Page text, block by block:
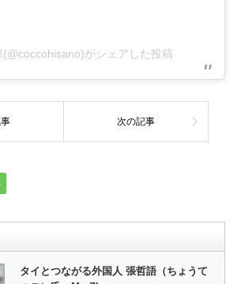
(@coccohisano)がシェアした投稿
次の記事
タイとつながる外国人 張哲語（ちょうて